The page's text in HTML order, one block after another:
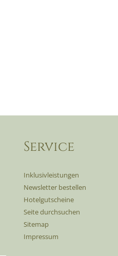
Service
Inklusivleistungen
Newsletter bestellen
Hotelgutscheine
Seite durchsuchen
Sitemap
Impressum